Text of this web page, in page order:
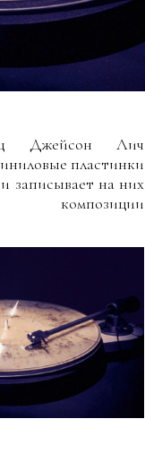
Джейсон Лич
пластинки
записывает на них
композиции